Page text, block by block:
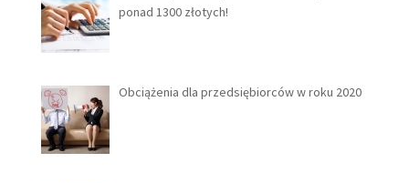
ponad 1300 złotych!
Obciążenia dla przedsiębiorców w roku 2020